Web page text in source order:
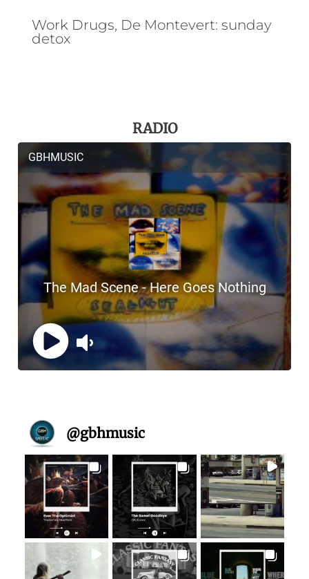
Work Drugs, De Montevert: sunday
detox
RADIO
@gbhmusic